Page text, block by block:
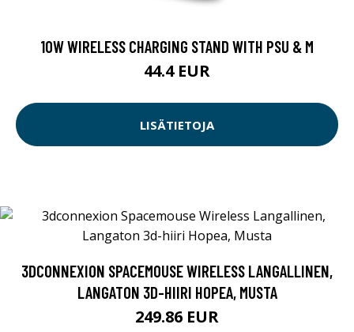
10W WIRELESS CHARGING STAND WITH PSU & M
44.4 EUR
LISÄTIETOJA
3DCONNEXION SPACEMOUSE WIRELESS LANGALLINEN,
LANGATON 3D-HIIRI HOPEA, MUSTA
249.86 EUR